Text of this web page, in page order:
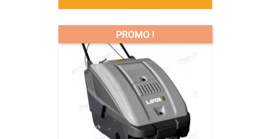
PROMO !